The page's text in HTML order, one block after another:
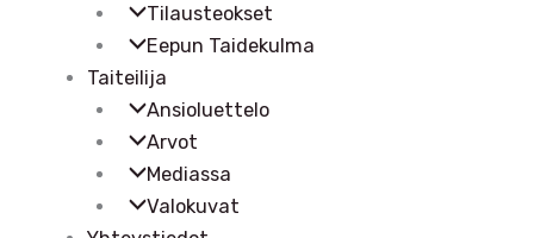
Tilausteokset
Eepun Taidekulma
Taiteilija
Ansioluettelo
Arvot
Mediassa
Valokuvat